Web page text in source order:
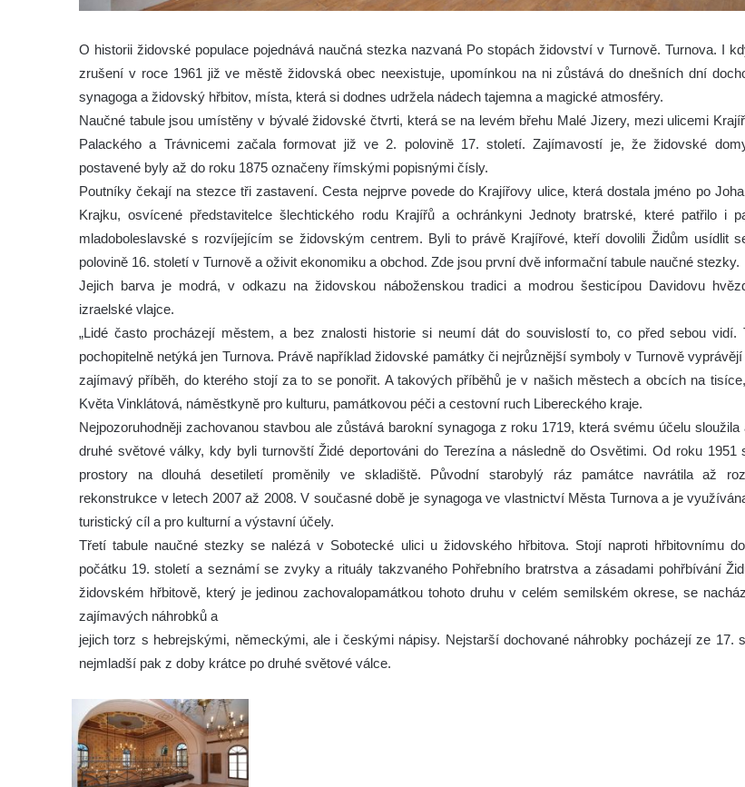
O historii židovské populace pojednává naučná stezka nazvaná Po stopách židovství v Turnově. Turnova. I
zrušení v roce 1961 již ve městě židovská obec neexistuje, upomínkou na ni zůstává do dnešních dní
synagoga a židovský hřbitov, místa, která si dodnes udržela nádech tajemna a magické atmosféry.
Naučné tabule jsou umístěny v bývalé židovské čtvrti, která se na levém břehu Malé Jizery, mezi ulicemi
Palackého a Trávnicemi začala formovat již ve 2. polovině 17. století. Zajímavostí je, že židovské
postavené byly až do roku 1875 označeny římskými popisnými čísly.
Poutníky čekají na stezce tři zastavení. Cesta nejprve povede do Krajířovy ulice, která dostala jméno po
Krajku, osvícené představitelce šlechtického rodu Krajířů a ochránkyni Jednoty bratrské, které patřilo i
mladoboleslavské s rozvíjejícím se židovským centrem. Byli to právě Krajířové, kteří dovolili Židům usídlit
polovině 16. století v Turnově a oživit ekonomiku a obchod. Zde jsou první dvě informační tabule naučné stezky.
Jejich barva je modrá, v odkazu na židovskou náboženskou tradici a modrou šesticípou Davidovu
izraelské vlajce.
„Lidé často procházejí městem, a bez znalosti historie si neumí dát do souvislostí to, co před sebou vidí.
pochopitelně netýká jen Turnova. Právě například židovské památky či nejrůznější symboly v Turnově
zajímavý příběh, do kterého stojí za to se ponořit. A takových příběhů je v našich městech a obcích na
Květa Vinklátová, náměstkyně pro kulturu, památkovou péči a cestovní ruch Libereckého kraje.
Nejpozoruhodněji zachovanou stavbou ale zůstává barokní synagoga z roku 1719, která svému účelu sloužila
druhé světové války, kdy byli turnovští Židé deportováni do Terezína a následně do Osvětimi. Od roku 1951
prostory na dlouhá desetiletí proměnily ve skladiště. Původní starobylý ráz památce navrátila až
rekonstrukce v letech 2007 až 2008. V současné době je synagoga ve vlastnictví Města Turnova a je
turistický cíl a pro kulturní a výstavní účely.
Třetí tabule naučné stezky se nalézá v Sobotecké ulici u židovského hřbitova. Stojí naproti hřbitovnímu
počátku 19. století a seznámí se zvyky a rituály takzvaného Pohřebního bratrstva a zásadami pohřbívání
židovském hřbitově, který je jedinou zachovalopamátkou tohoto druhu v celém semilském okrese, se
zajímavých náhrobků a
jejich torz s hebrejskými, německými, ale i českými nápisy. Nejstarší dochované náhrobky pocházejí ze 17.
nejmladší pak z doby krátce po druhé světové válce.